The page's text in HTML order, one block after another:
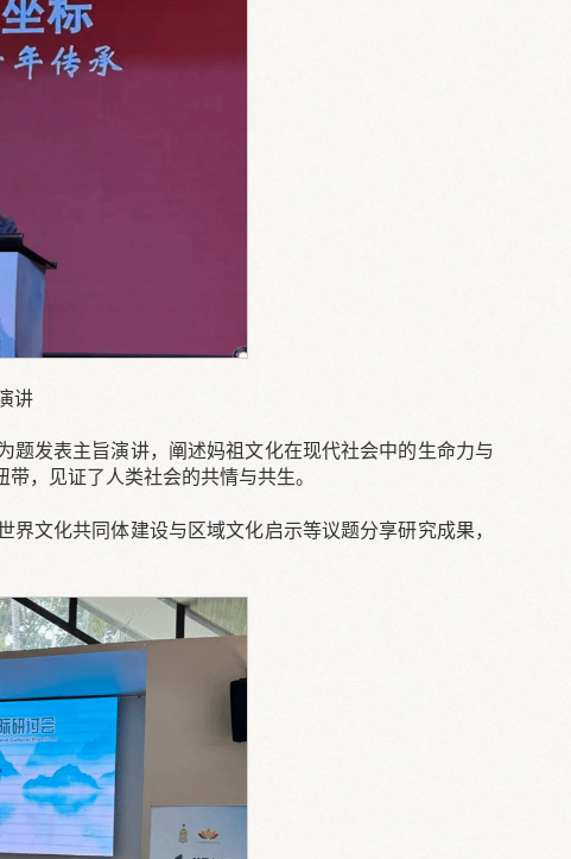
讲
题发表主旨演讲，阐述妈祖文化在现代社会中的生命力与
，见证了人类社会的共情与共生。
文化共同体建设与区域文化启示等议题分享研究成果，